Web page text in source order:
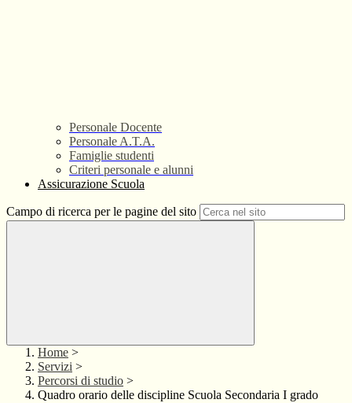
Personale Docente
Personale A.T.A.
Famiglie studenti
Criteri personale e alunni
Assicurazione Scuola
Campo di ricerca per le pagine del sito
Home >
Servizi >
Percorsi di studio >
Quadro orario delle discipline Scuola Secondaria I grado